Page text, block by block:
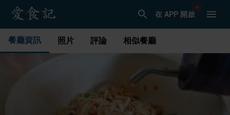
在 APP 開啟
餐廳資訊 照片 評論 相似餐廳